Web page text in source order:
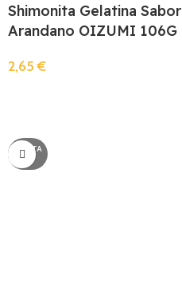
Shimonita Gelatina Sabor
Arandano OIZUMI 106G
2,65€
AGOTA
DO